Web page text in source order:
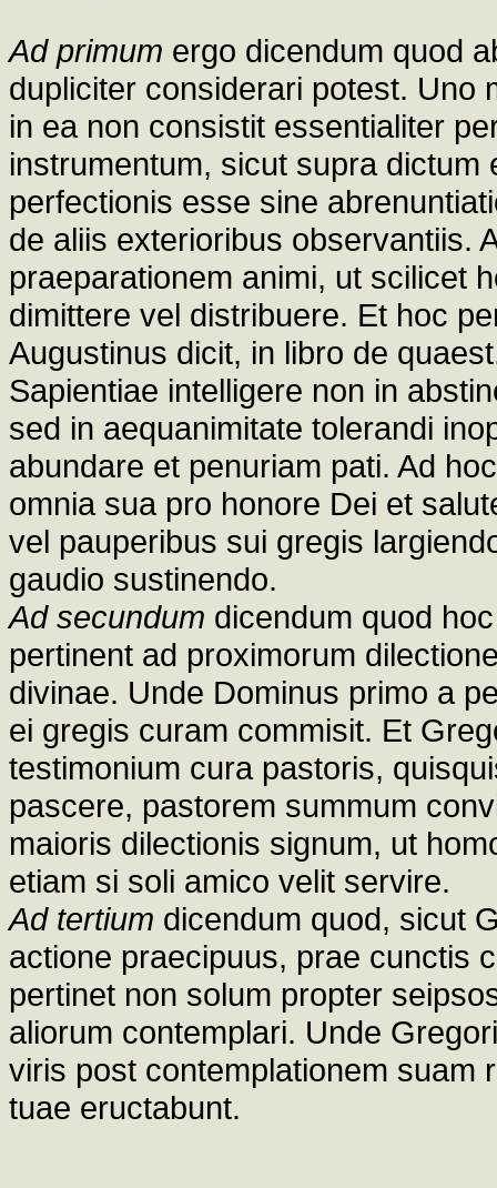
Ad primum ergo dicendum quod
dupliciter considerari potest. Uno
in ea non consistit essentialiter
instrumentum, sicut supra
perfectionis esse sine
de aliis exterioribus observantiis.
praeparationem animi, ut scilicet
dimittere vel distribuere. Et hoc
Augustinus dicit, in libro de
Sapientiae intelligere non in
sed in aequanimitate tolerandi
abundare et penuriam pati. Ad
omnia sua pro honore Dei et
vel pauperibus sui gregis
gaudio sustinendo.
Ad secundum dicendum quod
pertinent ad proximorum
divinae. Unde Dominus primo a
ei gregis curam commisit. Et
testimonium cura pastoris,
pascere, pastorem summum
maioris dilectionis signum, ut
etiam si soli amico velit servire.
Ad tertium dicendum quod, sicut
actione praecipuus, prae cunctis
pertinet non solum propter
aliorum contemplari. Unde
viris post contemplationem suam
tuae eructabunt.